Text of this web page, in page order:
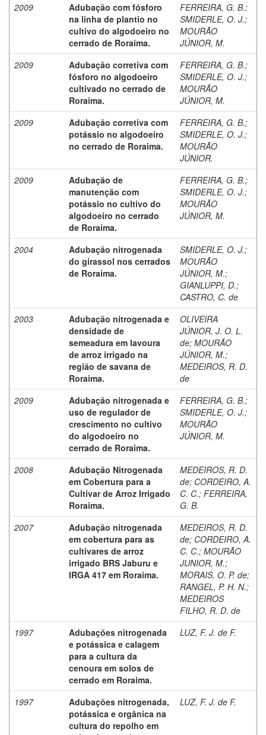
2009
Adubação com fósforo
na linha de plantio no
cultivo do algodoeiro no
cerrado de Roraima.
FERREIRA, G. B.;
SMIDERLE, O. J.;
MOURÃO
JÚNIOR, M.
2009
Adubação corretiva com
fósforo no algodoeiro
cultivado no cerrado de
Roraima.
FERREIRA, G. B.;
SMIDERLE, O. J.;
MOURÃO
JÚNIOR, M.
2009
Adubação corretiva com
potássio no algodoeiro
no cerrado de Roraima.
FERREIRA, G. B.;
SMIDERLE, O. J.;
MOURÃO
JÚNIOR.
2009
Adubação de
manutenção com
potássio no cultivo do
algodoeiro no cerrado
de Roraima.
FERREIRA, G. B.;
SMIDERLE, O. J.;
MOURÃO
JÚNIOR, M.
2004
Adubação nitrogenada
do girassol nos cerrados
de Roraima.
SMIDERLE, O. J.;
MOURÃO
JÚNIOR, M.;
GIANLUPPI, D.;
CASTRO, C. de
2003
Adubação nitrogenada e
densidade de
semeadura em lavoura
de arroz irrigado na
região de savana de
Roraima.
OLIVEIRA
JÚNIOR, J. O. L.
de; MOURÃO
JÚNIOR, M.;
MEDEIROS, R. D.
de
2009
Adubação nitrogenada e
uso de regulador de
crescimento no cultivo
do algodoeiro no
cerrado de Roraima.
FERREIRA, G. B.;
SMIDERLE, O. J.;
MOURÃO
JÚNIOR, M.
2008
Adubação Nitrogenada
em Cobertura para a
Cultivar de Arroz Irrigado
Roraima.
MEDEIROS, R. D.
de; CORDEIRO, A.
C. C.; FERREIRA,
G. B.
2007
Adubação nitrogenada
em cobertura para as
cultivares de arroz
irrigado BRS Jaburu e
IRGA 417 em Roraima.
MEDEIROS, R. D.
de; CORDEIRO, A.
C. C.; MOURÃO
JUNIOR, M.;
MORAIS, O. P. de;
RANGEL, P. H. N.;
MEDEIROS
FILHO, R. D. de
1997
Adubações nitrogenada
e potássica e calagem
para a cultura da
cenoura em solos de
cerrado em Roraima.
LUZ, F. J. de F.
1997
Adubações nitrogenada,
potássica e orgânica na
cultura do repolho em
LUZ, F. J. de F.